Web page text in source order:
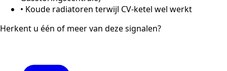
• Koude radiatoren terwijl CV-ketel wel werkt
Herkent u één of meer van deze signalen?